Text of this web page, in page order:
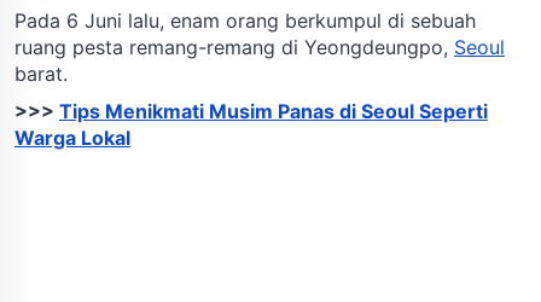
Pada 6 Juni lalu, enam orang berkumpul di sebuah
ruang pesta remang-remang di Yeongdeungpo, Seoul
barat.
>>> Tips Menikmati Musim Panas di Seoul Seperti
Warga Lokal